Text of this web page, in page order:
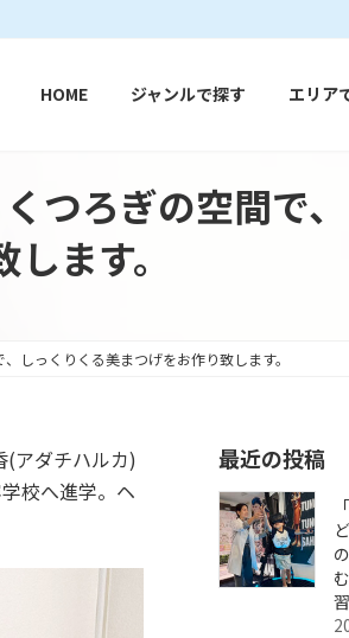
HOME ジャンルで探す エリア
ろぎの空間で
ます。
っくりくる美まつげをお作り致します。
アダチハルカ)
校へ進学。ヘ
最近の投稿